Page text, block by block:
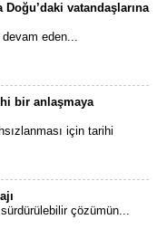
vatandaşlarına
eden...
bir anlaşmaya
için tarihi
çözümün...